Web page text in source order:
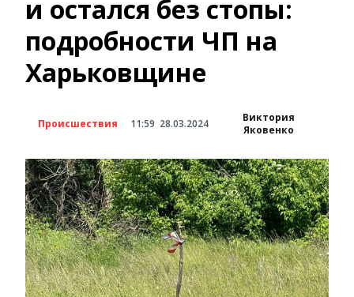
и остался без стопы:
подробности ЧП на
Харьковщине
Происшествия 11:59 28.03.2024
Виктория
Яковенко